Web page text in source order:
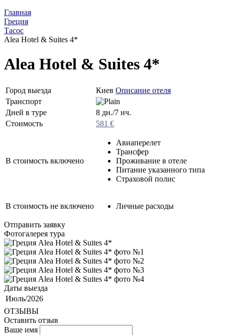
Главная
Греция
Тасос
Alea Hotel & Suites 4*
Alea Hotel & Suites 4*
Город выезда Киев Описание отеля
Транспорт
Дней в туре
8 дн./7 нч.
Стоимость
581 €
В стоимость включено
Авиаперелет
Трансфер
Проживание в отеле
Питание указанного типа
Страховой полис
В стоимость не включено Личные расходы
Отправить заявку
Фотогалерея тура
Даты выезда
Июль/2026
ОТЗЫВЫ
Оставить отзыв
Ваше имя